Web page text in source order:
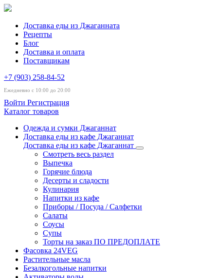
Доставка еды из Джаганната
Рецепты
Блог
Доставка и оплата
Поставщикам
+7 (903) 258-84-52
Ежедневно с 10:00 до 20:00
Войти Регистрация
Каталог товаров
Одежда и сумки Джаганнат
Доставка еды из кафе Джаганнат
Доставка еды из кафе Джаганнат
Смотреть весь раздел
Выпечка
Горячие блюда
Десерты и сладости
Кулинария
Напитки из кафе
Приборы / Посуда / Салфетки
Салаты
Соусы
Супы
Торты на заказ ПО ПРЕДОПЛАТЕ
Фасовка 24VEG
Растительные масла
Безалкогольные напитки